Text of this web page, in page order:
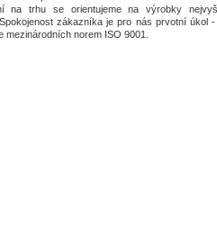
na trhu se orientujeme na výrobky
zákazníka je pro nás prvotní úkol
mezinárodních norem ISO 9001.